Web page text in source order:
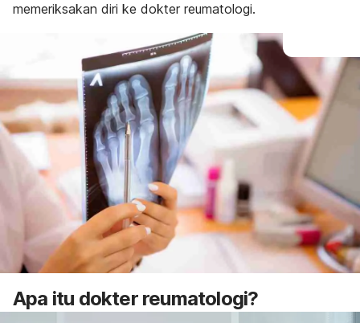
memeriksakan diri ke dokter reumatologi.
Apa itu dokter reumatologi?